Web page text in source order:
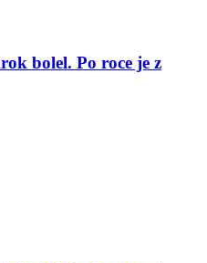
bolel. Po roce je z